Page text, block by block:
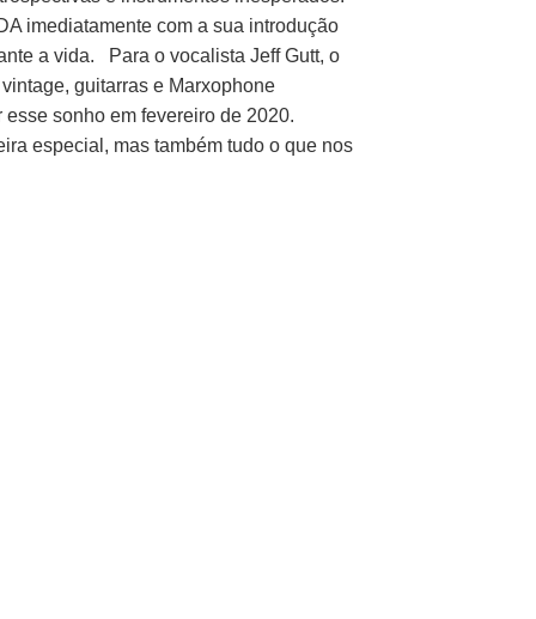
imediatamente com a sua introdução
a vida. Para o vocalista Jeff Gutt, o
guitarras e Marxophone
sonho em fevereiro de 2020.
especial, mas também tudo o que nos